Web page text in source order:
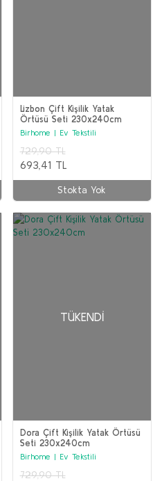
Lizbon Çift Kişilik Yatak
Örtüsü Seti 230x240cm
Birhome | Ev Tekstili
729,90 TL
693,41 TL
Stokta Yok
TÜKENDI
Dora Çift Kişilik Yatak Örtüsü
Seti 230x240cm
Birhome | Ev Tekstili
729,90 TL